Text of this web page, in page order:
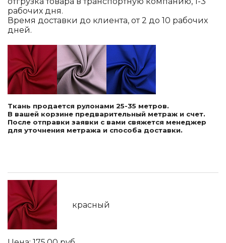
рабочих дня.
Время доставки до клиента, от 2 до 10 рабочих
дней.
Ткань продается рулонами 25-35 метров.
В вашей корзине предварительный метраж и счет.
После отправки заявки с вами свяжется менеджер
для уточнения метража и способа доставки.
красный